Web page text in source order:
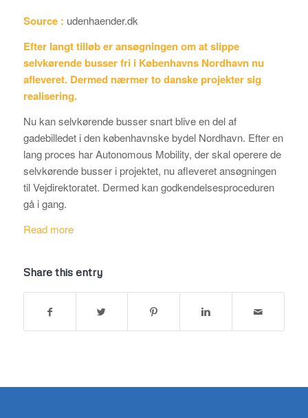
Source : udenhaender.dk
Efter langt tilløb er ansøgningen om at slippe
selvkørende busser fri i Københavns Nordhavn nu
afleveret. Dermed nærmer to danske projekter sig
realisering.
Nu kan selvkørende busser snart blive en del af
gadebilledet i den københavnske bydel Nordhavn. Efter en
lang proces har Autonomous Mobility, der skal operere de
selvkørende busser i projektet, nu afleveret ansøgningen
til Vejdirektoratet. Dermed kan godkendelsesproceduren
gå i gang.
Read more
Share this entry